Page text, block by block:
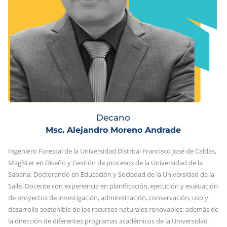
Decano
Msc. Alejandro Moreno Andrade
Ingeniero Forestal de la Universidad Distrital Francisco José de Caldas,
Magíster en Diseño y Gestión de procesos de la Universidad de la
Sabana, Doctorando en Educación y Sociedad de la Universidad de la
Salle. Docente con experiencia en planificación, ejecución y evaluación
de proyectos de investigación, administración, conservación, uso y
desarrollo sostenible de los recursos naturales renovables; además de
la dirección de diferentes programas académicos de la Universidad